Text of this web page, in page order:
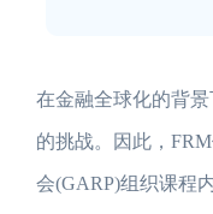
在金融全球化的背
的挑战。因此，
会(GARP)组织课程